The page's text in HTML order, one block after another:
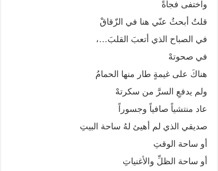
واختفى فجأةً
قلتُ أبحثُ عنّي هنا في الزّقاقْ
في الصباح الذي أتعبَ القلبَ…،
في صحوتهْ
هناكَ على غيمةٍ طار منها الحمامُ
ولم يدفعِ السرَّ من سكرتهْ
عاد منتشياً صافياً وجسوراً
صديقي الذي لم أهيئ لهُ ساحة البيتِ
أو ساحة الوقتِ
أو ساحة الظلِّ والأغنياتِ